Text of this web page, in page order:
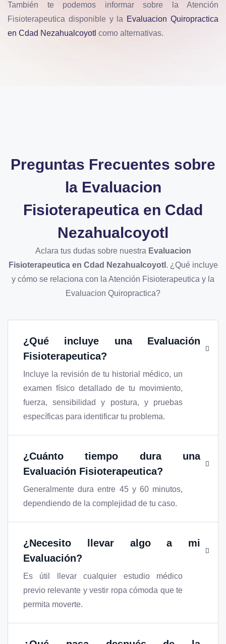
También te podemos informar sobre la Atención
Fisioterapeutica disponible y la Evaluacion Quiropractica
en Cdad Nezahualcoyotl como alternativas.
Preguntas Frecuentes sobre
la Evaluacion
Fisioterapeutica en Cdad
Nezahualcoyotl
Aclara tus dudas sobre nuestra Evaluacion
Fisioterapeutica en Cdad Nezahualcoyotl . ¿Qué incluye
y cómo se relaciona con la Atención Fisioterapeutica y la
Evaluacion Quiropractica?
¿Qué incluye una Evaluación
Fisioterapeutica?
Incluye la revisión de tu historial médico, un
examen físico detallado de tu movimiento,
fuerza, sensibilidad y postura, y pruebas
específicas para identificar tu problema.
¿Cuánto tiempo dura una
Evaluación Fisioterapeutica?
Generalmente dura entre 45 y 60 minutos,
dependiendo de la complejidad de tu caso.
¿Necesito llevar algo a mi
Evaluación?
Es útil llevar cualquier estudio médico
previo relevante y vestir ropa cómoda que te
permita moverte.